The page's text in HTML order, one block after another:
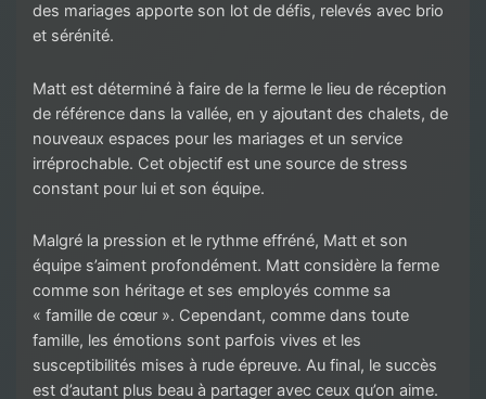
des mariages apporte son lot de défis, relevés avec brio
et sérénité.
Matt est déterminé à faire de la ferme le lieu de réception
de référence dans la vallée, en y ajoutant des chalets, de
nouveaux espaces pour les mariages et un service
irréprochable. Cet objectif est une source de stress
constant pour lui et son équipe.
Malgré la pression et le rythme effréné, Matt et son
équipe s’aiment profondément. Matt considère la ferme
comme son héritage et ses employés comme sa
« famille de cœur ». Cependant, comme dans toute
famille, les émotions sont parfois vives et les
susceptibilités mises à rude épreuve. Au final, le succès
est d’autant plus beau à partager avec ceux qu’on aime.